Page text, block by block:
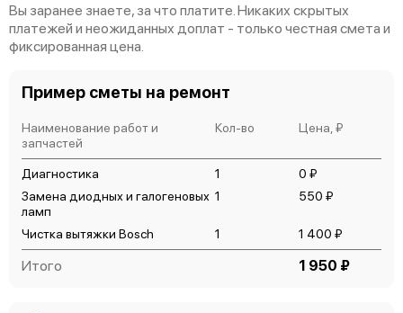
Вы заранее знаете, за что платите. Никаких скрытых
платежей и неожиданных доплат - только честная смета и
фиксированная цена.
Пример сметы на ремонт
Наименование работ и
запчастей
Кол-во Цена, ₽
Диагностика 1
0 ₽
Замена диодных и галогеновых
ламп
1 550 ₽
Чистка вытяжки Bosch 1 1 400 ₽
Итого 1 950 ₽